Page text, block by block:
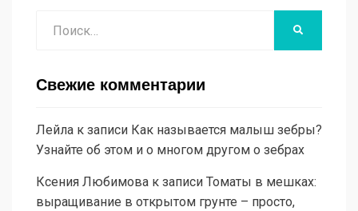
Свежие комментарии
Лейла к записи Как называется малыш зебры?
Узнайте об этом и о многом другом о зебрах
Ксения Любимова к записи Томаты в мешках:
выращивание в открытом грунте – просто,